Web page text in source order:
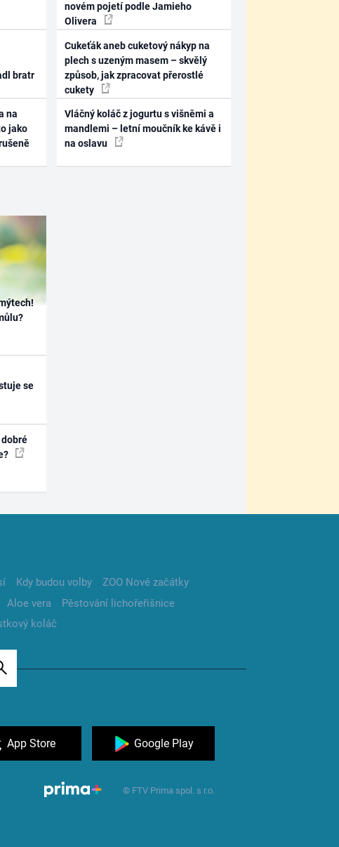
bratr
na
jako
novém pojetí podle Jamieho
Olivera
Cukeťák aneb cuketový nákyp na
plech s uzeným masem – skvělý
způsob, jak zpracovat přerostlé
cukety
Vláčný koláč z jogurtu s višněmi a
mandlemi – letní moučník ke kávě i
na oslavu
se
Kdy budou volby
ZOO Nové začátky
Aloe vera
Pěstování lichořeřišnice
koláč
App Store Google Play
© FTV Prima spol. s r.o.